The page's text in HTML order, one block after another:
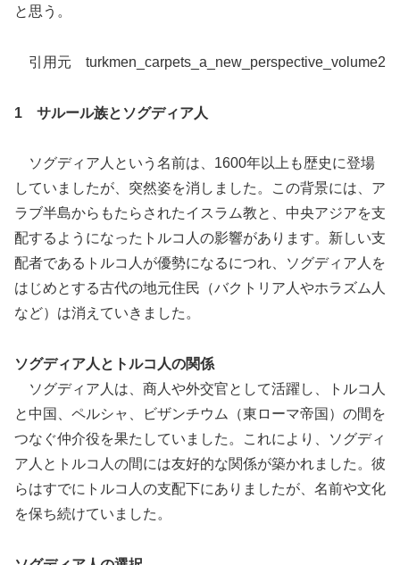
と思う。
引用元 turkmen_carpets_a_new_perspective_volume2
1 サルール族とソグディア人
ソグディア人という名前は、1600年以上も歴史に登場
していましたが、突然姿を消しました。この背景には、ア
ラブ半島からもたらされたイスラム教と、中央アジアを支
配するようになったトルコ人の影響があります。新しい支
配者であるトルコ人が優勢になるにつれ、ソグディア人を
はじめとする古代の地元住民（バクトリア人やホラズム人
など）は消えていきました。
ソグディア人とトルコ人の関係
ソグディア人は、商人や外交官として活躍し、トルコ人
と中国、ペルシャ、ビザンチウム（東ローマ帝国）の間を
つなぐ仲介役を果たしていました。これにより、ソグディ
ア人とトルコ人の間には友好的な関係が築かれました。彼
らはすでにトルコ人の支配下にありましたが、名前や文化
を保ち続けていました。